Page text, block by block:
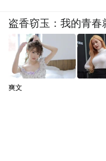
盗香窃玉：我的青春
爽文